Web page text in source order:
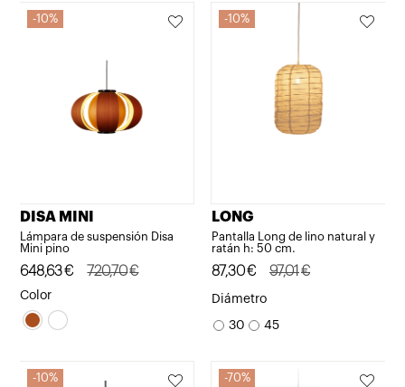
531,87€.
478,68€.
10%
DISA MINI
Lámpara de suspensión Disa
Mini pino
720,70€
El
precio
original
648,63€
El
precio
actual
Color
10%
LONG
Pantalla Long de lino natural y
ratán h: 50 cm.
97,01€
El
precio
original
87,30€
El
precio
actual
Diámetro
30 45
10%
70%